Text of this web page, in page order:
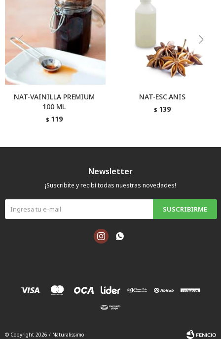
NAT-VAINILLA PREMIUM
100 ML
$ 119
NAT-ESC.ANIS
$ 139
Newsletter
¡Suscribite y recibí todas nuestras novedades!
SUSCRIBIRME
 
© Copyright 2026 / Naturalissimo